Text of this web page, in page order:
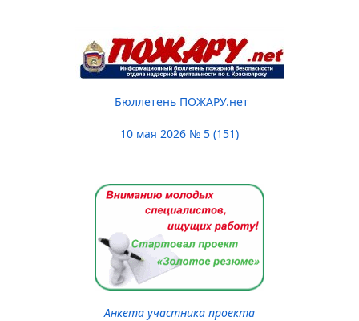
Бюллетень ПОЖАРУ.нет
10 мая 2026 № 5 (151)
Анкета участника проекта